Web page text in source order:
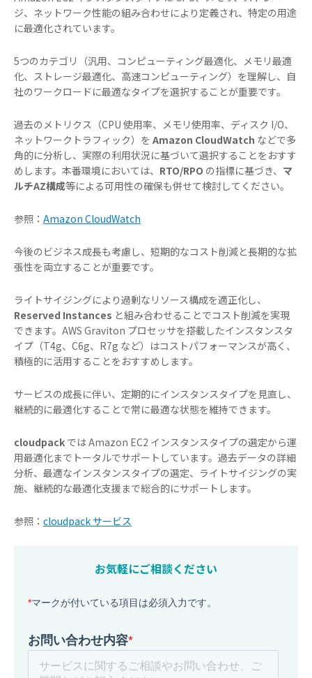
ジ、ネットワーク性能の組み合わせにより定義され、特定の用途
に最適化されています。
5つのカテゴリ（汎用、コンピューティング最適化、メモリ最適
化、ストレージ最適化、高速コンピューティング）を理解し、自
社のワークロードに最適なタイプを選択することが重要です。
過去のメトリクス（CPU 使用率、メモリ使用率、ディスク I/O、
ネットワークトラフィック）を Amazon CloudWatch などで多
角的に分析し、実際の利用状況に基づいて選択することをおすす
めします。本番環境においては、 RTO/RPO の指標に基づき、 マ
ルチAZ構成等による可用性の確保も併せて検討してください。
参照： Amazon CloudWatch
今後のビジネス成長も考慮し、短期的なコスト削減と長期的な拡
張性を両立することが重要です。
ライトサイジングにより過剰なリソース構成を適正化し、
Reserved Instances と組み合わせることでコスト削減を実現
できます。AWS Graviton プロセッサを搭載したインスタンスタ
イプ（T4g、C6g、R7g など）はコストパフォーマンスが高く、
積極的に活用することをおすすめします。
サービスの成長に伴い、定期的にインスタンスタイプを見直し、
継続的に最適化することで常に最適な状態を維持できます。
cloudpack では Amazon EC2 インスタンスタイプの選定から運
用最適化までトータルでサポートしています。過去データの詳細
分析、最適なインスタンスタイプの選定、ライトサイジングの実
施、継続的な最適化支援まで総合的にサポートします。
参照： cloudpack サービス
お気軽にご相談ください